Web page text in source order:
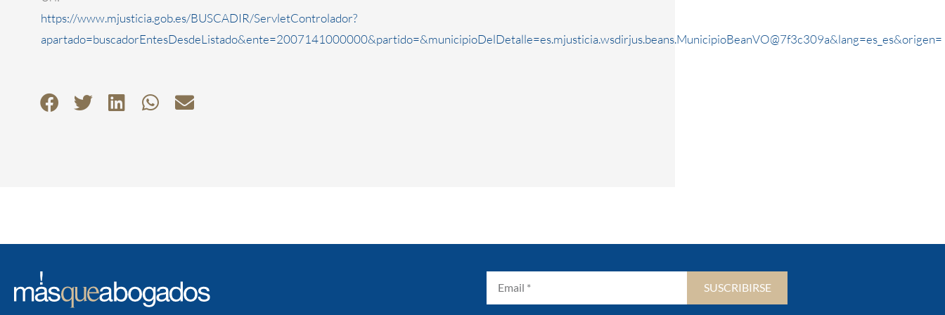
https://www.mjusticia.gob.es/BUSCADIR/ServletControlador?
apartado=buscadorEntesDesdeListado&ente=2007141000000&partido=&municipioDelDetalle=es.mjusticia.wsdirjus.beans.MunicipioBeanVO@7f3c309a&lang=es_es&origen=
SUSCRIBIRSE